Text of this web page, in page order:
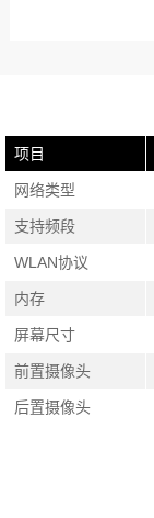
项目
网络类型
支持频段
WLAN协议
内存
屏幕尺寸
前置摄像头
后置摄像头